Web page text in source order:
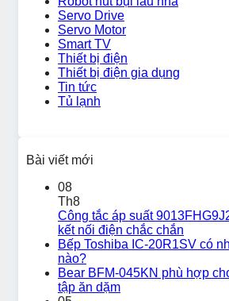
Servo Drive
Servo Motor
Smart TV
Thiết bị điện
Thiết bị điện gia dụng
Tin tức
Tủ lạnh
Bài viết mới
08
Th8
Công tắc áp suất
kết nối điện chắc chắn
Bếp Toshiba IC-20R1SV có
nào?
Bear BFM-045KN phù hợp
tập ăn dặm